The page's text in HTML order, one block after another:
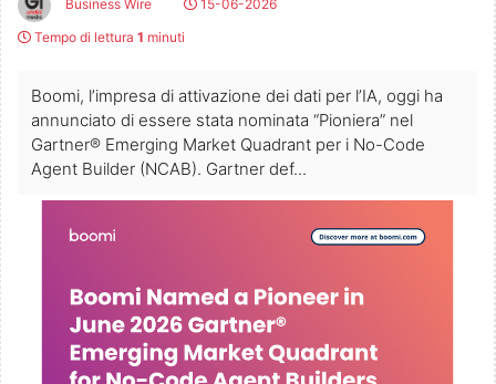
Business Wire
15-06-2026
Tempo di lettura 1 minuti
Boomi, l’impresa di attivazione dei dati per l’IA, oggi ha
annunciato di essere stata nominata “Pioniera” nel
Gartner® Emerging Market Quadrant per i No-Code
Agent Builder (NCAB). Gartner def...